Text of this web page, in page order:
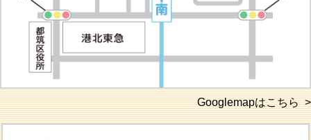
Googlemapはこちら >